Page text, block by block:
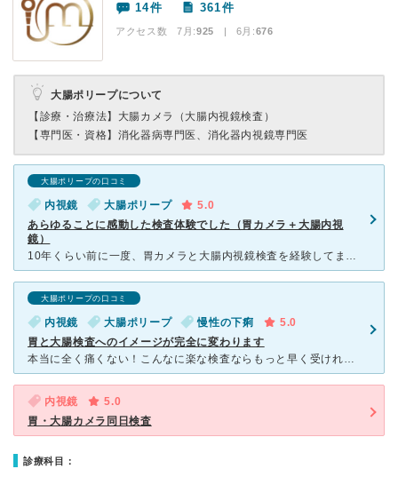
14件 361件
アクセス数 7月:925 | 6月:676
大腸ポリープについて
【診療・治療法】 大腸カメラ（大腸内視鏡検査）
【専門医・資格】 消化器病専門医、消化器内視鏡専門医
大腸ポリープの口コミ
内視鏡 大腸ポリープ
5.0
あらゆることに感動した検査体験でした（胃カメラ＋大腸内視
鏡）
10年くらい前に一度、胃カメラと大腸内視鏡検査を経験してます。 定期的に胃の検査をしようとは思ってましたが、特に当時の胃カメラの苦しさの記憶で足が遠のいてました。 が、自分もそろそろいい年齢なので
大腸ポリープの口コミ
内視鏡 大腸ポリープ 慢性の下痢
5.0
胃と大腸検査へのイメージが完全に変わります
本当に全く痛くない！こんなに楽な検査ならもっと早く受ければよかったと心から思います。 下剤に関しては今回コロナ流行もあり普通に飲むパターンを選択しましたが、それは多少大変でしたので次回はそうではない
内視鏡
5.0
胃・大腸カメラ同日検査
診療科目：